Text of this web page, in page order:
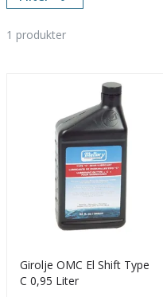
1 produkter
Girolje OMC El Shift Type
C 0,95 Liter